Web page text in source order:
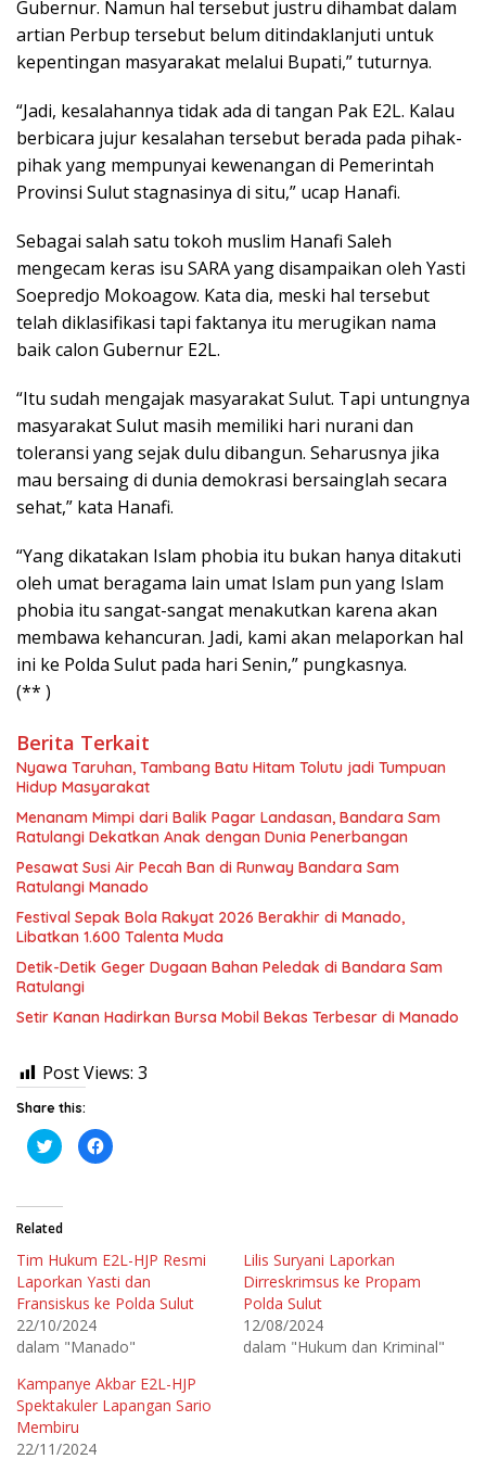
Gubernur. Namun hal tersebut justru dihambat dalam
artian Perbup tersebut belum ditindaklanjuti untuk
kepentingan masyarakat melalui Bupati,” tuturnya.
“Jadi, kesalahannya tidak ada di tangan Pak E2L. Kalau
berbicara jujur kesalahan tersebut berada pada pihak-
pihak yang mempunyai kewenangan di Pemerintah
Provinsi Sulut stagnasinya di situ,” ucap Hanafi.
Sebagai salah satu tokoh muslim Hanafi Saleh
mengecam keras isu SARA yang disampaikan oleh Yasti
Soepredjo Mokoagow. Kata dia, meski hal tersebut
telah diklasifikasi tapi faktanya itu merugikan nama
baik calon Gubernur E2L.
“Itu sudah mengajak masyarakat Sulut. Tapi untungnya
masyarakat Sulut masih memiliki hari nurani dan
toleransi yang sejak dulu dibangun. Seharusnya jika
mau bersaing di dunia demokrasi bersainglah secara
sehat,” kata Hanafi.
“Yang dikatakan Islam phobia itu bukan hanya ditakuti
oleh umat beragama lain umat Islam pun yang Islam
phobia itu sangat-sangat menakutkan karena akan
membawa kehancuran. Jadi, kami akan melaporkan hal
ini ke Polda Sulut pada hari Senin,” pungkasnya.
(** )
Berita Terkait
Nyawa Taruhan, Tambang Batu Hitam Tolutu jadi Tumpuan
Hidup Masyarakat
Menanam Mimpi dari Balik Pagar Landasan, Bandara Sam
Ratulangi Dekatkan Anak dengan Dunia Penerbangan
Pesawat Susi Air Pecah Ban di Runway Bandara Sam
Ratulangi Manado
Festival Sepak Bola Rakyat 2026 Berakhir di Manado,
Libatkan 1.600 Talenta Muda
Detik-Detik Geger Dugaan Bahan Peledak di Bandara Sam
Ratulangi
Setir Kanan Hadirkan Bursa Mobil Bekas Terbesar di Manado
Post Views: 3
Share this:
K
l
n
u
b
e
r
b
a
g
p
d
a
T
w
i
K
l
m
m
b
a
k
n
d
F
Related
Tim Hukum E2L-HJP Resmi
Laporkan Yasti dan
Fransiskus ke Polda Sulut
22/10/2024
dalam "Manado"
Lilis Suryani Laporkan
Dirreskrimsus ke Propam
Polda Sulut
12/08/2024
dalam "Hukum dan Kriminal"
Kampanye Akbar E2L-HJP
Spektakuler Lapangan Sario
Membiru
22/11/2024